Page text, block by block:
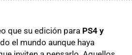
que su edición para PS4 y
el mundo aunque haya